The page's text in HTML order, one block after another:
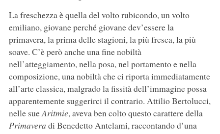
La freschezza è quella del volto rubicondo, un volto
emiliano, giovane perché giovane dev’essere la
primavera, la prima delle stagioni, la più fresca, la più
soave. C’è però anche una fine nobiltà
nell’atteggiamento, nella posa, nel portamento e nella
composizione, una nobiltà che ci riporta immediatamente
all’arte classica, malgrado la fissità dell’immagine possa
apparentemente suggerirci il contrario. Attilio Bertolucci,
nelle sueAritmie, aveva ben colto questo carattere della
Primavera di Benedetto Antelami, raccontando d’una